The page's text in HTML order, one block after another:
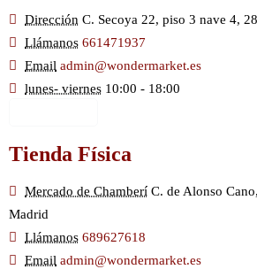
Dirección C. Secoya 22, piso 3 nave 4,
Llámanos 661471937
Email admin@wondermarket.es
lunes- viernes 10:00 - 18:00
Tienda Física
Mercado de Chamberí C. de Alonso
Madrid
Llámanos 689627618
Email admin@wondermarket.es